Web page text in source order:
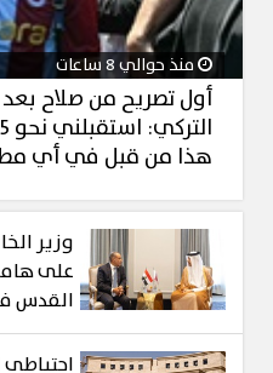
منذ حوالي 8 ساعات
أول تصريح من صلاح بعد
هذا من قبل في أي
وزير
على
القدس
احتياطي